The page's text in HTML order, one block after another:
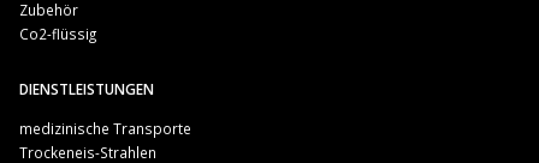
Zubehör
Co2-flüssig
DIENSTLEISTUNGEN
medizinische Transporte
Trockeneis-Strahlen